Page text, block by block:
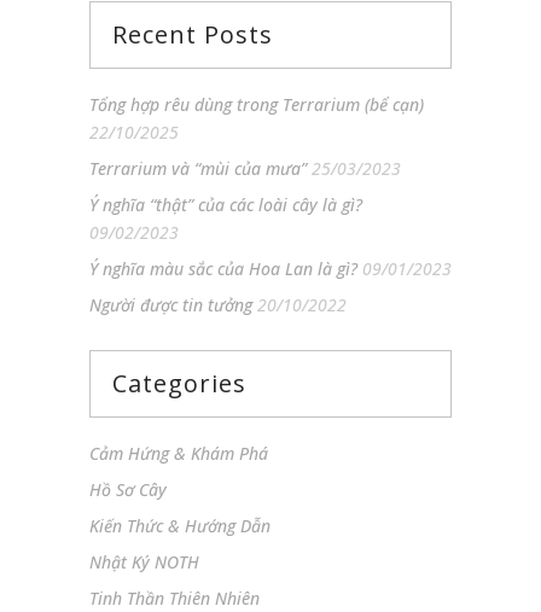
Recent Posts
Tổng hợp rêu dùng trong Terrarium (bể cạn)
22/10/2025
Terrarium và “mùi của mưa” 25/03/2023
Ý nghĩa “thật” của các loài cây là gì?
09/02/2023
Ý nghĩa màu sắc của Hoa Lan là gì? 09/01/2023
Người được tin tưởng 20/10/2022
Categories
Cảm Hứng & Khám Phá
Hồ Sơ Cây
Kiến Thức & Hướng Dẫn
Nhật Ký NOTH
Tinh Thần Thiên Nhiên